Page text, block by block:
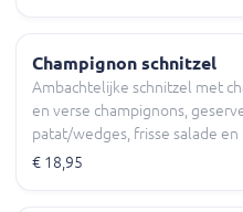
Champignon schnitzel
Ambachtelijke schnitzel met
en verse champignons,
patat/wedges, frisse salade en
€ 18,95